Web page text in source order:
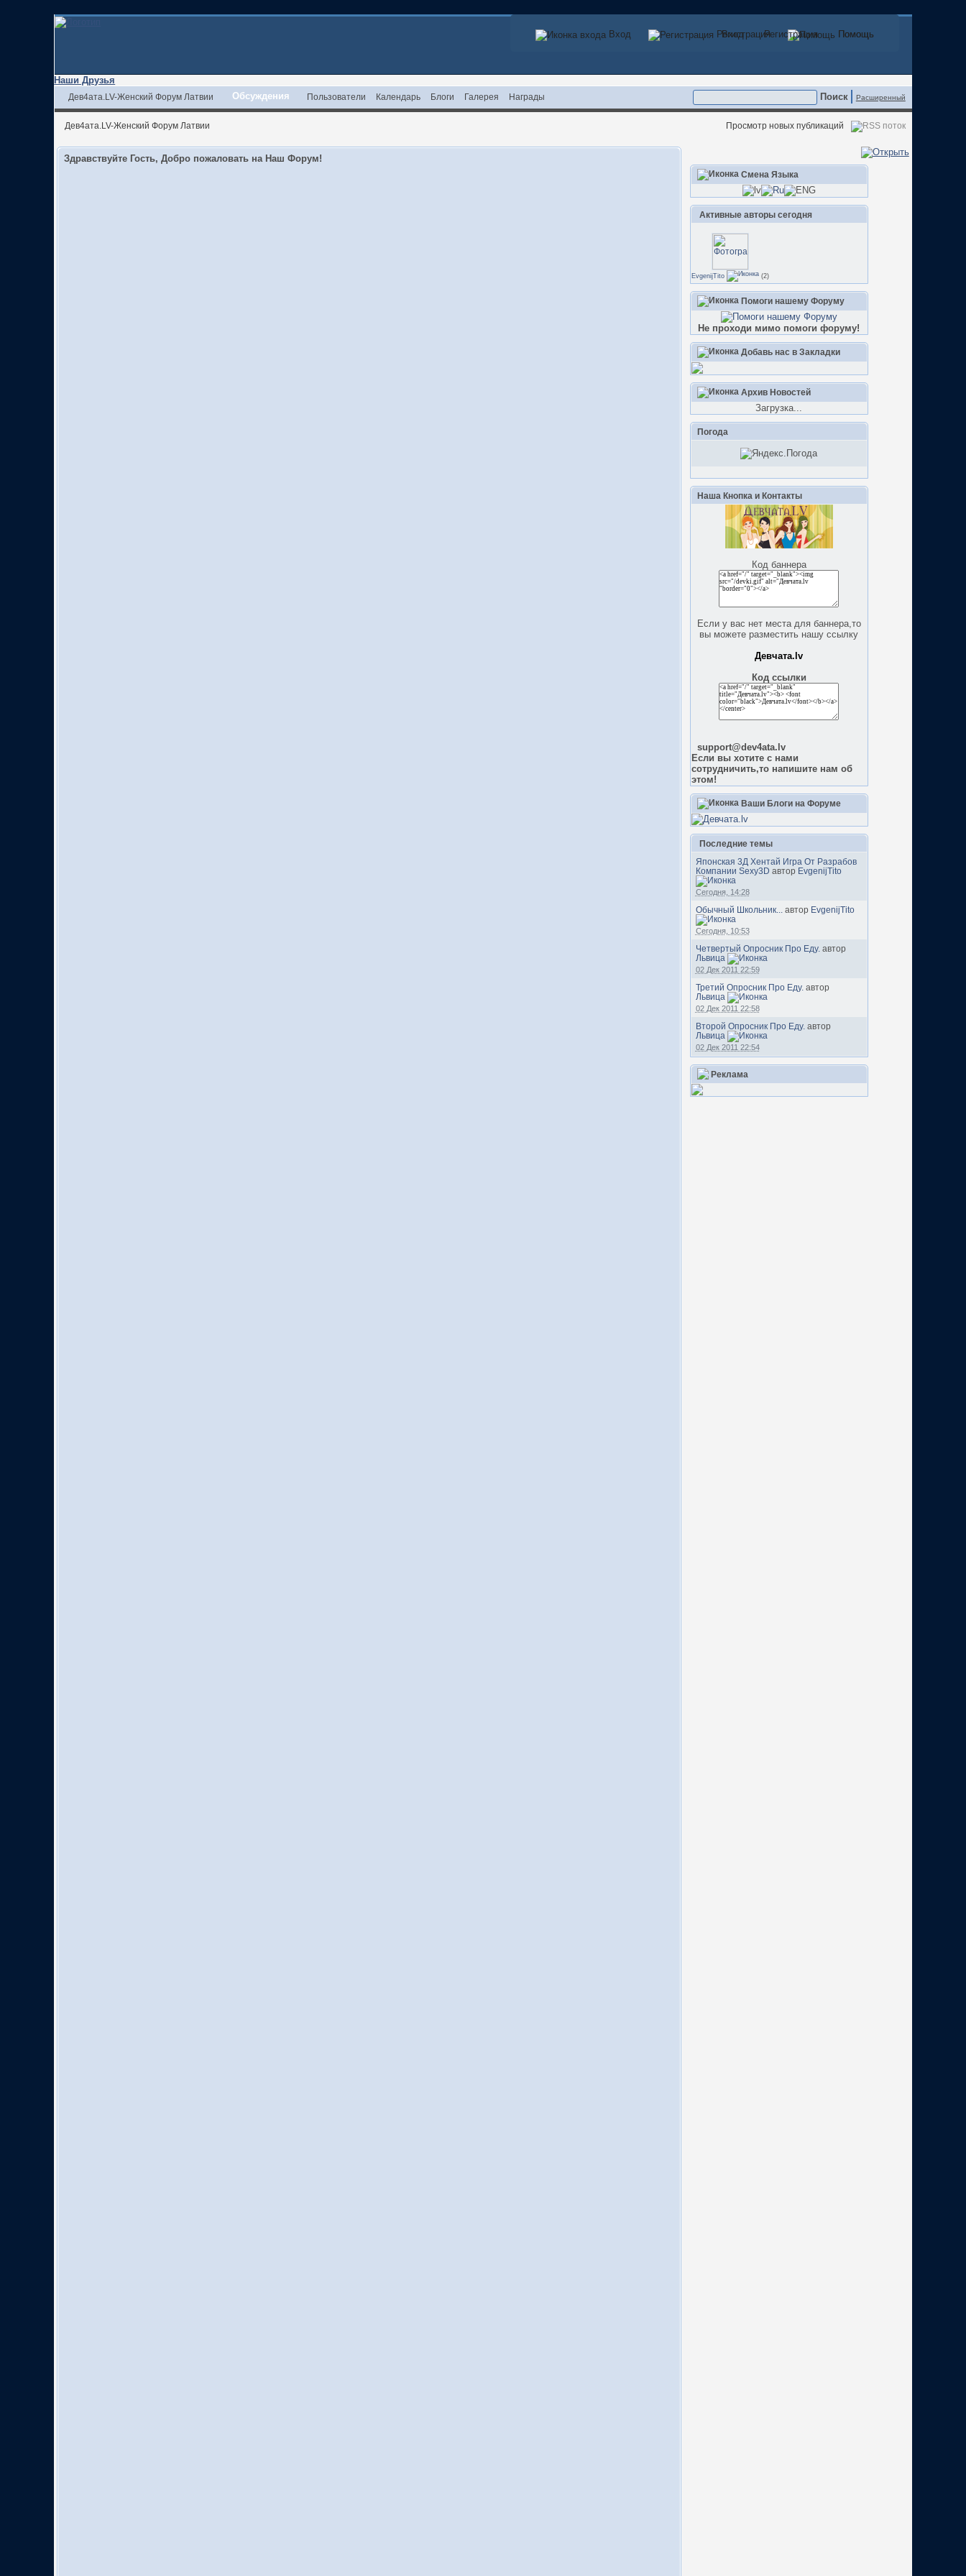
Вход Регистрация Помощь
Вход Регистрация Помощь
Наши Друзья
Расширенный
Дев4ата.LV-Женский Форум Латвии Обсуждения Пользователи Календарь Блоги Галерея Награды
Дев4ата.LV-Женский Форум Латвии Просмотр новых публикаций
Смена Языка
Активные авторы сегодня
EvgenijTito (2)
Помоги нашему Форуму
Не проходи мимо помоги форуму!
Добавь нас в Закладки
Архив Новостей
Загрузка...
Погода
Наша Кнопка и Контакты
Код баннера
Если у вас нет места для баннера,то
вы можете разместить нашу ссылку
Девчата.lv
Код ссылки
support@dev4ata.lv
Если вы хотите с нами
сотрудничить,то напишите нам об
этом!
Ваши Блоги на Форуме
Последние темы
Японская 3Д Хентай Игра От Разрабов
Компании Sexy3D автор EvgenijTito
Сегодня, 14:28
Обычный Школьник... автор EvgenijTito
Сегодня, 10:53
Четвертый Опросник Про Еду. автор
Львица
02 Дек 2011 22:59
Третий Опросник Про Еду. автор
Львица
02 Дек 2011 22:58
Второй Опросник Про Еду. автор
Львица
02 Дек 2011 22:54
Реклама
Здравствуйте Гость, Добро пожаловать на Наш Форум!